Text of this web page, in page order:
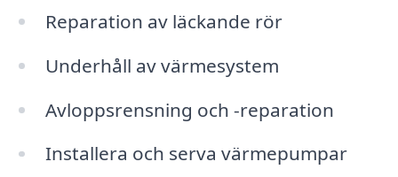
Reparation av läckande rör
Underhåll av värmesystem
Avloppsrensning och -reparation
Installera och serva värmepumpar